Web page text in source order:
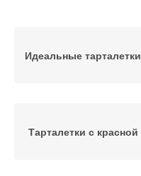
Идеальные тарталетки
Тарталетки с красной